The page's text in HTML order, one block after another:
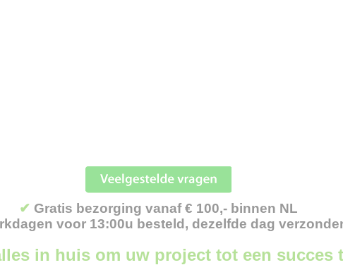
✔ Gratis bezorging vanaf € 100,- binnen NL
voor 13:00u besteld, dezelfde dag
in huis om uw project tot een succes